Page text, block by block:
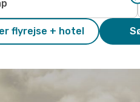
flyrejse + hotel